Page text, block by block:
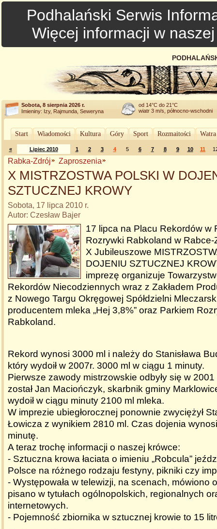
Podhalański Serwis
Więcej informacji w
Sobota, 8 sierpnia 2026 r.
Imieniny: Izy, Rajmunda, Seweryna
od 14°C do 21°C
wiatr 3 m/s, północno-wschodni
Start Wiadomości Kultura Góry Sport Rozmaitości
« Lipiec 2010 1 2 3 4 5 6 7 8 9 10 11
Rabka-Zdrój Zaproszenia
X MISTRZOSTWA POLSKI W
SZTUCZNEJ KROWY
Sobota, 17 lipca 2010 r.
Autor: Czesław Bajer
17 lipca na Placu Rekordów w
Rozrywki Rabkoland w
X Jubileuszowe
DOJENIU SZTUCZNEJ
imprezę organizuje
Rekordów Niecodziennych wraz z Zakładem
z Nowego Targu Okręgowej Spółdzielni
producentem mleka „Hej 3,8%” oraz Parkiem
Rabkoland.
Rekord wynosi 3000 ml i należy do Stanisława
który wydoił w 2007r. 3000 ml w ciągu 1 minuty.
Pierwsze zawody mistrzowskie odbyły się w
został Jan Maciończyk, skarbnik gminy
wydoił w ciągu minuty 2100 ml mleka.
W imprezie ubiegłorocznej ponownie zwyciężył
Łowicza z wynikiem 2810 ml. Czas dojenia
minutę.
A teraz trochę informacji o naszej krówce:
- Sztuczna krowa łaciata o imieniu „Robcula”
Polsce na różnego rodzaju festyny, pikniki czy
- Występowała w telewizji, na scenach, mówiono
pisano w tytułach ogólnopolskich, regionalnych
internetowych.
- Pojemność zbiornika w sztucznej krowie to 15